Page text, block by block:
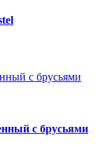
с брусьями